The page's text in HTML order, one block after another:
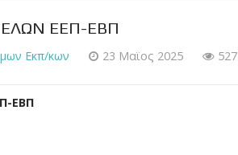
ΕΕΠ-ΕΒΠ
Εκπ/κων 23 Μαϊος 2025 527
ΕΒΠ